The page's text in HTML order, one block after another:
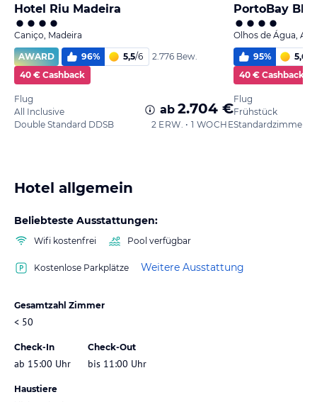
Hotel Riu Madeira
Caniço, Madeira
AWARD
96% 5,5/6
2.776 Bew.
40 € Cashback
Flug
All Inclusive
Double Standard DDSB
ab 2.704 €
2 ERW. • 1 WOCHE
PortoBay
Olhos de Água,
95% 5,6
40 € Cashback
Flug
Frühstück
Standardzimmer,
Hotel allgemein
Beliebteste Ausstattungen:
Wifi kostenfrei Pool verfügbar
Kostenlose Parkplätze Weitere Ausstattung
Gesamtzahl Zimmer
< 50
Check-In
ab 15:00 Uhr
Check-Out
bis 11:00 Uhr
Haustiere